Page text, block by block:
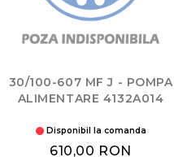
30/100-607 MF J - POMPA
ALIMENTARE 4132A014
Disponibil la comanda
610,00 RON